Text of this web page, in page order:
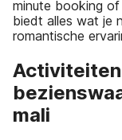
minute booking
biedt alles wat je
romantische
mali